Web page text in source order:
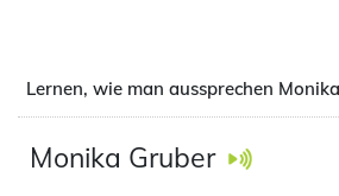
Lernen, wie man aussprechen
Monika Gruber